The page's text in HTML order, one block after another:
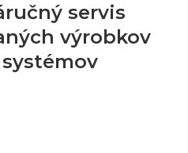
servis
výrobkov
systémov